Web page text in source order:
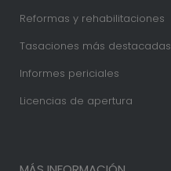
Reformas y rehabilitaciones
Tasaciones más destacadas
Informes periciales
Licencias de apertura